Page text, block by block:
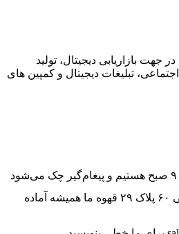
جهت بازاریابی دیجیتال، تولید
تبلیغات دیجیتال و کمپین های
قهوه ما همیشه آماده